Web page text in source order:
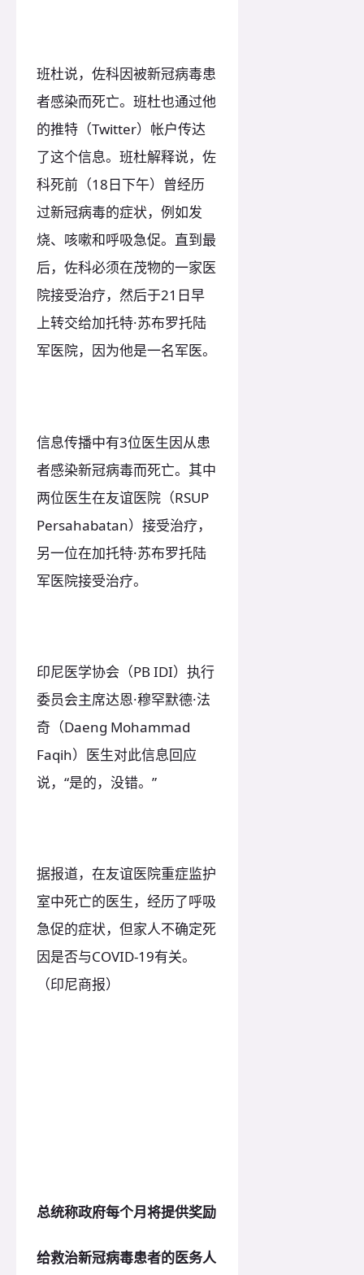
班杜说，佐科因被新冠病毒患
者感染而死亡。班杜也通过他
的推特（Twitter）帐户传达
了这个信息。班杜解释说，佐
科死前（18日下午）曾经历
过新冠病毒的症状，例如发
烧、咳嗽和呼吸急促。直到最
后，佐科必须在茂物的一家医
院接受治疗，然后于21日早
上转交给加托特·苏布罗托陆
军医院，因为他是一名军医。
信息传播中有3位医生因从患
者感染新冠病毒而死亡。其中
两位医生在友谊医院（RSUP
Persahabatan）接受治疗，
另一位在加托特·苏布罗托陆
军医院接受治疗。
印尼医学协会（PB IDI）执行
委员会主席达恩·穆罕默德·法
奇（Daeng Mohammad
Faqih）医生对此信息回应
说，“是的，没错。”
据报道，在友谊医院重症监护
室中死亡的医生，经历了呼吸
急促的症状，但家人不确定死
因是否与COVID-19有关。
（印尼商报）
总统称政府每个月将提供奖励
给救治新冠病毒患者的医务人